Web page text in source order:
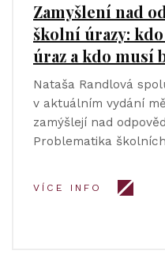
Zamyšlení nad
školní úrazy:
úraz a kdo musí
Nataša Randlová
v aktuálním vydání
zamýšlejí nad
Problematika
VÍCE INFO